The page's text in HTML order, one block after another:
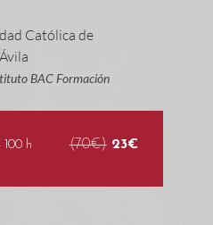
BAC Formación
h (70€) 23€